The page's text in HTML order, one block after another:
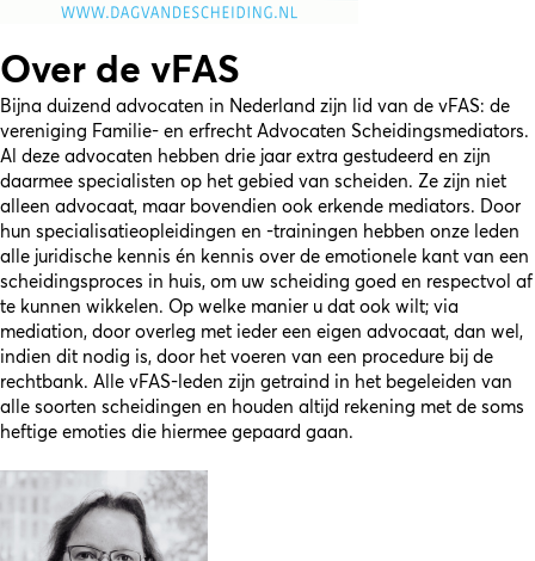
Over de vFAS
Bijna duizend advocaten in Nederland zijn lid van de vFAS: de
vereniging Familie- en erfrecht Advocaten Scheidingsmediators.
Al deze advocaten hebben drie jaar extra gestudeerd en zijn
daarmee specialisten op het gebied van scheiden. Ze zijn niet
alleen advocaat, maar bovendien ook erkende mediators. Door
hun specialisatieopleidingen en -trainingen hebben onze leden
alle juridische kennis én kennis over de emotionele kant van een
scheidingsproces in huis, om uw scheiding goed en respectvol af
te kunnen wikkelen. Op welke manier u dat ook wilt; via
mediation, door overleg met ieder een eigen advocaat, dan wel,
indien dit nodig is, door het voeren van een procedure bij de
rechtbank. Alle vFAS-leden zijn getraind in het begeleiden van
alle soorten scheidingen en houden altijd rekening met de soms
heftige emoties die hiermee gepaard gaan.